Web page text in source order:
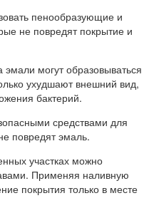
пенообразующие и
не повредят покрытие и
могут образовываться
ухудшают внешний вид,
бактерий.
средствами для
повредят эмаль.
участках можно
Применяя наливную
покрытия только в месте